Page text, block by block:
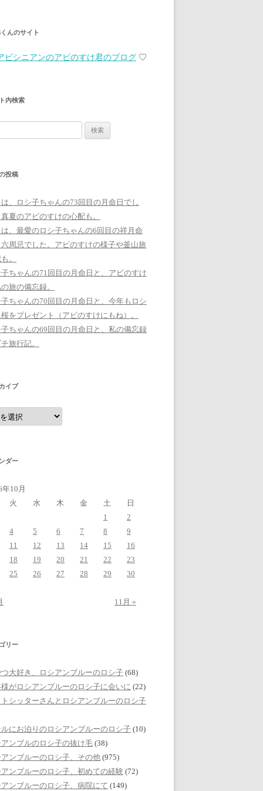
んのサイト
ビシニアンのアビのすけ君のブログ ♡
内検索
投稿
、ロシ子ちゃんの73回目の月命日でし
夏のアビのすけの心配も。
、最愛のロシ子ちゃんの6回目の祥月命
周忌でした。アビのすけの様子や釜山旅
。
ちゃんの71回目の月命日と、アビのすけ
旅の備忘録。
ちゃんの70回目の月命日と、今年もロシ
をプレゼント（アビのすけにもね）。
ちゃんの69回目の月命日と、私の備忘録
旅行記。
イブ
ダー
年10月
火
水 木 金 土
日
1
2
4
5 6 7 8
9
11
12 13 14 15
16
18
19 20 21 22
23
25
26 27 28 29 30
11月 »
リー
大好き、ロシアンブルーのロシ子 (68)
がロシアンブルーのロシ子に会いに (22)
シッターさんとロシアンブルーのロシ子
にお泊りのロシアンブルーのロシ子 (10)
ンブルのロシ子の抜け毛 (38)
ンブルーのロシ子、その他 (975)
ンブルーのロシ子、初めての経験 (72)
ンブルーのロシ子、病院にて (149)